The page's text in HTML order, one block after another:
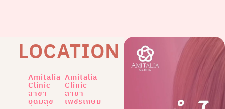
LOCATION
Amitalia
Clinic
สาขา
อุดมสุข
Amitalia
Clinic
สาขา
เพชรเกษม